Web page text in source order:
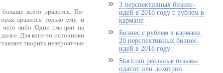
всего нравится. По-
нравится только ему, и
чего либо. Одни смотрят на
Для кого-то источники
творить невероятные
3 перспективных бизнес-
идей в 2018 году с рублем в
кармане
Бизнес с рублем в кармане:
20 перспективных бизнес-
идей в 2018 году
Startcom реальные отзывы:
платит или лохотрон